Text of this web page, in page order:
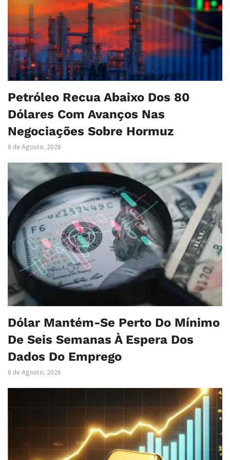
Petróleo Recua Abaixo Dos 80
Dólares Com Avanços Nas
Negociações Sobre Hormuz
6 de Agosto, 2026
Dólar Mantém-Se Perto Do Mínimo
De Seis Semanas À Espera Dos
Dados Do Emprego
6 de Agosto, 2026